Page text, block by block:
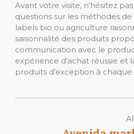
Avant votre visite, n’hésitez
questions sur les méthodes
labels bio ou agriculture
saisonnalité des produits
communication avec le
expérience d’achat réussie et
produits d’exception à chaque